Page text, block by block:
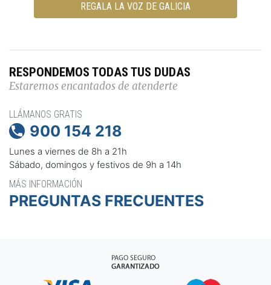
REGALA LA VOZ DE GALICIA
RESPONDEMOS TODAS TUS DUDAS
Estaremos encantados de atenderte
LLÁMANOS GRATIS
 900 154 218
Lunes a viernes de 8h a 21h
Sábado, domingos y festivos de 9h a 14h
MÁS INFORMACIÓN
PREGUNTAS FRECUENTES